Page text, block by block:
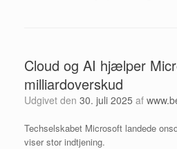
Cloud og AI hjælper
milliardoverskud
Udgivet den 30. juli 2025 af
Techselskabet Microsoft landede
viser stor indtjening.